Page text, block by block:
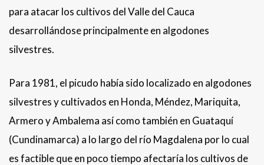
para atacar los cultivos del Valle del Cauca
desarrollándose principalmente en algodones
silvestres.
Para 1981, el picudo había sido localizado en algodones
silvestres y cultivados en Honda, Méndez, Mariquita,
Armero y Ambalema así como también en Guataquí
(Cundinamarca) a lo largo del río Magdalena por lo cual
es factible que en poco tiempo afectaría los cultivos de